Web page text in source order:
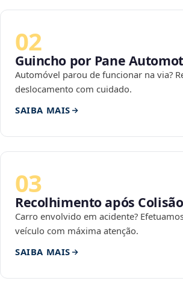
02
Guincho por Pane
Automóvel parou de funcionar na via?
deslocamento com cuidado.
SAIBA MAIS
03
Recolhimento após Colisão
Carro envolvido em acidente?
veículo com máxima atenção.
SAIBA MAIS